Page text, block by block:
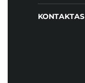
KONTAKTAS